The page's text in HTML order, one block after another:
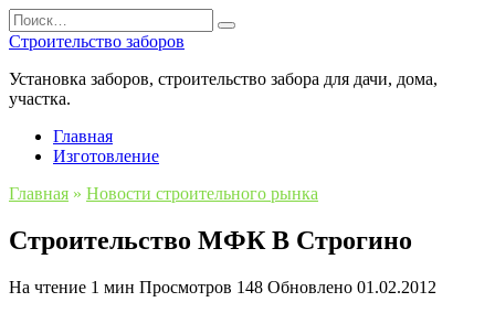
Перейти
к
содержанию
Search
for:
Строительство заборов
Установка заборов, строительство забора для дачи, дома,
участка.
Главная
Изготовление
Главная » Новости строительного рынка
Строительство МФК В Строгино
На чтение 1 мин Просмотров 148 Обновлено 01.02.2012